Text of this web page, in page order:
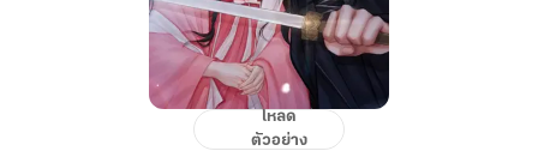
โหลด
ตัวอย่าง